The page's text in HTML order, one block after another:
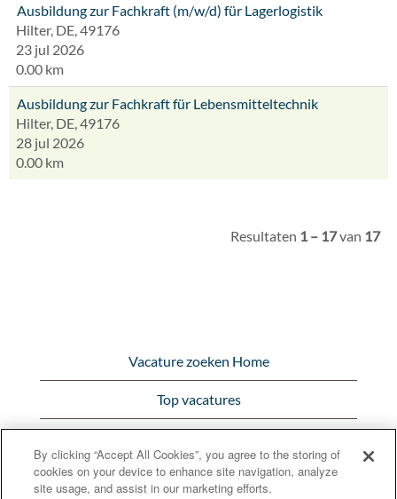
Ausbildung zur Fachkraft (m/w/d) für Lagerlogistik
Hilter, DE, 49176
23 jul 2026
0.00 km
Ausbildung zur Fachkraft für Lebensmitteltechnik
Hilter, DE, 49176
28 jul 2026
0.00 km
Resultaten 1 – 17van 17
Vacature zoeken Home
Top vacatures
Bunge.com
By clicking “Accept All Cookies”, you agree to the storing of
cookies on your device to enhance site navigation, analyze
site usage, and assist in our marketing efforts.